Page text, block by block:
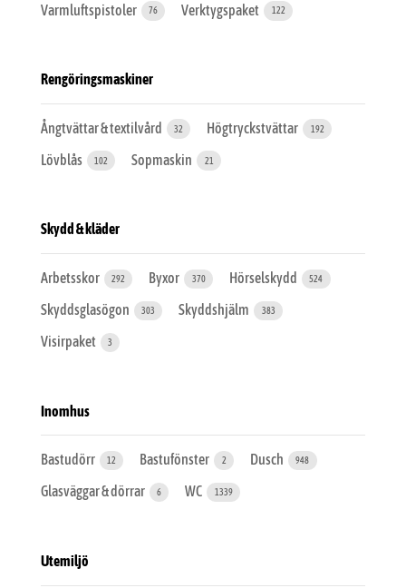
Varmluftspistoler 76 Verktygspaket 122
Rengöringsmaskiner
Ångtvättar & textilvård 32 Högtryckstvättar 192
Lövblås 102 Sopmaskin 21
Skydd & kläder
Arbetsskor 292 Byxor 370 Hörselskydd 524
Skyddsglasögon 303 Skyddshjälm 383
Visirpaket 3
Inomhus
Bastudörr 12 Bastufönster 2 Dusch 948
Glasväggar & dörrar 6 WC 1339
Utemiljö